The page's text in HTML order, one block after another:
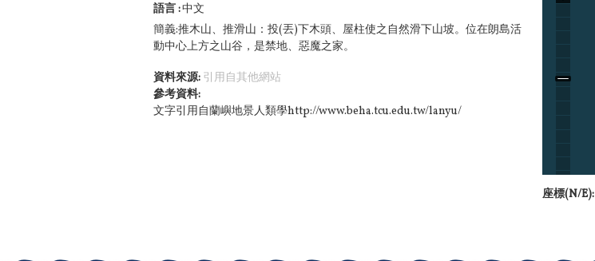
語言 中文
簡義:推木山、推滑山：投(丟)下木頭、屋柱使之自然滑下山坡。位在朗島活
動中心上方之山谷，是禁地、惡魔之家。
資料來源: 引用自其他網站
參考資料:
文字引用自蘭嶼地景人類學http://www.beha.tcu.edu.tw/lanyu/
座標(N/E):